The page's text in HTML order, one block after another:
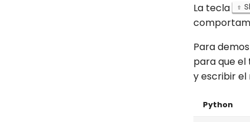
La tecla
Para
para que el
y escribir el
Python